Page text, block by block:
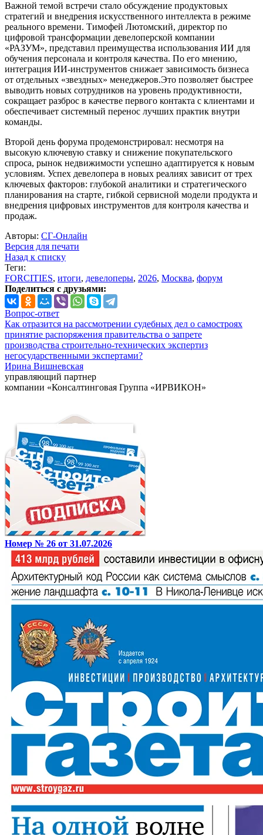
Важной темой встречи стало обсуждение продуктовых
стратегий и внедрения искусственного интеллекта в режиме
реального времени. Тимофей Лютомский, директор по
цифровой трансформации девелоперской компании
«РАЗУМ», представил преимущества использования ИИ для
обучения персонала и контроля качества. По его мнению,
интеграция ИИ-инструментов снижает зависимость бизнеса
от отдельных «звездных» менеджеров.Это позволяет быстрее
выводить новых сотрудников на уровень продуктивности,
сокращает разброс в качестве первого контакта с клиентами и
обеспечивает системный перенос лучших практик внутри
команды.
Второй день форума продемонстрировал: несмотря на
высокую ключевую ставку и снижение покупательского
спроса, рынок недвижимости успешно адаптируется к новым
условиям. Успех девелопера в новых реалиях зависит от трех
ключевых факторов: глубокой аналитики и стратегического
планирования на старте, гибкой сервисной модели продукта и
внедрения цифровых инструментов для контроля качества и
продаж.
Авторы: СГ-Онлайн
Версия для печати
Назад к списку
Теги:
FORCITIES, итоги, девелоперы, 2026, Москва, форум
Поделиться с друзьями:
Вопрос-ответ
Как отразится на рассмотрении судебных дел о самостроях
принятие распоряжения правительства о запрете
производства строительно-технических экспертиз
негосударственными экспертами?
Ирина Вишневская
управляющий партнер
компании «Консалтинговая Группа «ИРВИКОН»
Номер № 26 от 31.07.2026